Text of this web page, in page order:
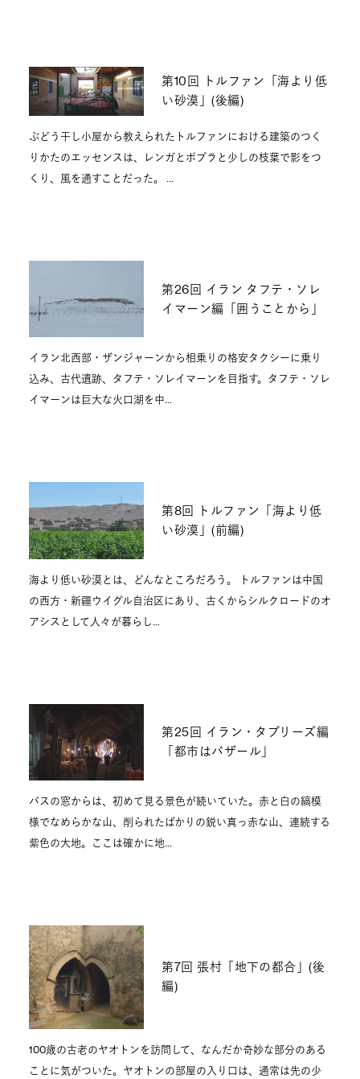
第10回 トルファン「海より低
い砂漠」(後編)
ぶどう干し小屋から教えられたトルファンにおける建築のつく
りかたのエッセンスは、レンガとポプラと少しの枝葉で影をつ
くり、風を通すことだった。 …
第26回 イラン タフテ・ソレ
イマーン編「囲うことから」
イラン北西部・ザンジャーンから相乗りの格安タクシーに乗り
込み、古代遺跡、タフテ・ソレイマーンを目指す。タフテ・ソレ
イマーンは巨大な火口湖を中…
第8回 トルファン「海より低
い砂漠」(前編)
海より低い砂漠とは、どんなところだろう。 トルファンは中国
の西方・新疆ウイグル自治区にあり、古くからシルクロードのオ
アシスとして人々が暮らし…
第25回 イラン・タブリーズ編
「都市はバザール」
バスの窓からは、初めて見る景色が続いていた。赤と白の縞模
様でなめらかな山、削られたばかりの鋭い真っ赤な山、連続する
紫色の大地。ここは確かに地…
第7回 張村「地下の都合」(後
編)
100歳の古老のヤオトンを訪問して、なんだか奇妙な部分のある
ことに気がついた。ヤオトンの部屋の入り口は、通常は先の少